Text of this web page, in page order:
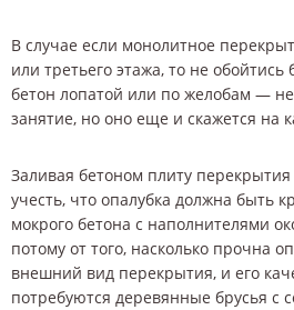
В случае если монолитное
или третьего этажа, то не обойтись
бетон лопатой или по желобам — не
занятие, но оно еще и скажется на
Заливая бетоном плиту
учесть, что опалубка должна быть
мокрого бетона с наполнителями
потому от того, насколько прочна
внешний вид перекрытия, и его
потребуются деревянные брусья с